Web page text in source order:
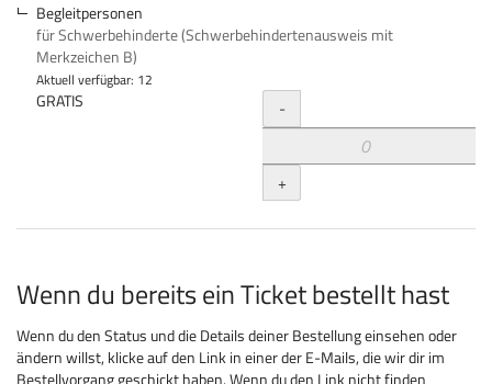
Begleitpersonen
für Schwerbehinderte (Schwerbehindertenausweis mit
Merkzeichen B)
Aktuell verfügbar: 12
GRATIS Menge
-
+
Wenn du bereits ein Ticket bestellt hast
Wenn du den Status und die Details deiner Bestellung einsehen oder
ändern willst, klicke auf den Link in einer der E-Mails, die wir dir im